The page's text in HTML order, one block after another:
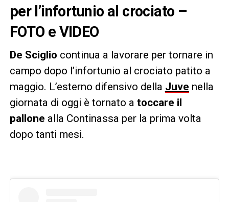
per l’infortunio al crociato –
FOTO e VIDEO
De Sciglio continua a lavorare per tornare in
campo dopo l’infortunio al crociato patito a
maggio. L’esterno difensivo della Juve nella
giornata di oggi è tornato a toccare il
pallone alla Continassa per la prima volta
dopo tanti mesi.